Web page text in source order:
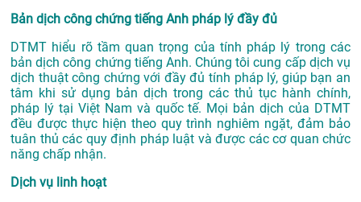
Bản dịch công chứng tiếng Anh pháp lý đầy đủ
DTMT hiểu rõ tầm quan trọng của tính pháp lý trong các
bản dịch công chứng tiếng Anh. Chúng tôi cung cấp dịch vụ
dịch thuật công chứng với đầy đủ tính pháp lý, giúp bạn an
tâm khi sử dụng bản dịch trong các thủ tục hành chính,
pháp lý tại Việt Nam và quốc tế. Mọi bản dịch của DTMT
đều được thực hiện theo quy trình nghiêm ngặt, đảm bảo
tuân thủ các quy định pháp luật và được các cơ quan chức
năng chấp nhận.
Dịch vụ linh hoạt